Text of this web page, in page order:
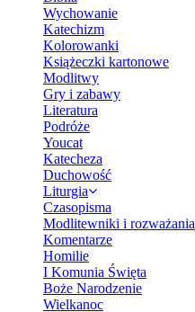
Wychowanie
Katechizm
Kolorowanki
Książeczki kartonowe
Modlitwy
Gry i zabawy
Literatura
Podróże
Youcat
Katecheza
Duchowość
Liturgia
Czasopisma
Modlitewniki i rozważania
Komentarze
Homilie
I Komunia Święta
Boże Narodzenie
Wielkanoc